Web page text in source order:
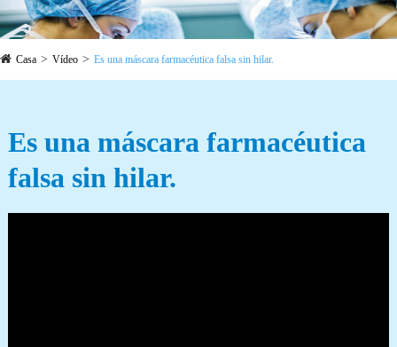
Casa Vídeo Es una máscara farmacéutica falsa sin hilar.
Es una máscara farmacéutica
falsa sin hilar.